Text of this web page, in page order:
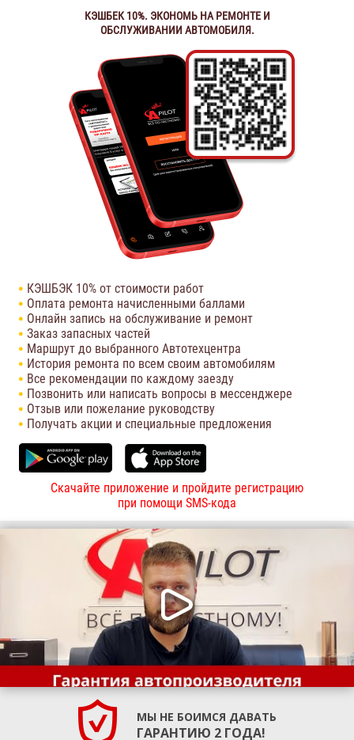
КЭШБЕК 10%. ЭКОНОМЬ НА РЕМОНТЕ И
ОБСЛУЖИВАНИИ АВТОМОБИЛЯ.
КЭШБЭК 10% от стоимости работ
Оплата ремонта начисленными баллами
Онлайн запись на обслуживание и ремонт
Заказ запасных частей
Маршрут до выбранного Автотехцентра
История ремонта по всем своим автомобилям
Все рекомендации по каждому заезду
Позвонить или написать вопросы в мессенджере
Отзыв или пожелание руководству
Получать акции и специальные предложения
Скачайте приложение и пройдите регистрацию
при помощи SMS-кода
МЫ НЕ БОИМСЯ ДАВАТЬ
ГАРАНТИЮ 2 ГОДА!